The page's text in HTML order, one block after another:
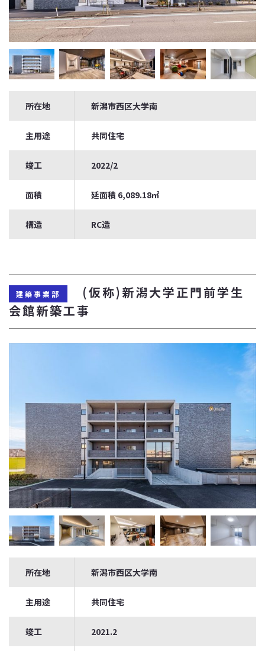
所在地 新潟市西区大学南
主用途 共同住宅
竣工 2022/2
面積 延面積 6,089.18㎡
構造 RC造
建築事業部
(仮称)新潟大学正門前学生
会館新築工事
所在地 新潟市西区大学南
主用途 共同住宅
竣工 2021.2